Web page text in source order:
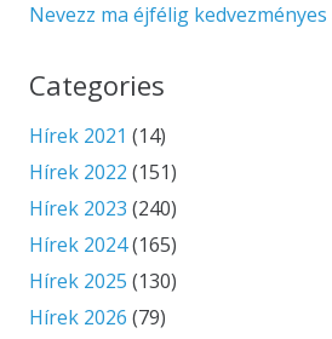
Nevezz ma éjfélig
Categories
Hírek 2021 (14)
Hírek 2022 (151)
Hírek 2023 (240)
Hírek 2024(165)
Hírek 2025 (130)
Hírek 2026 (79)